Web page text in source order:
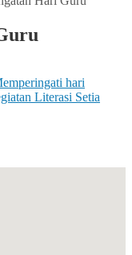
hari
Literasi Setia